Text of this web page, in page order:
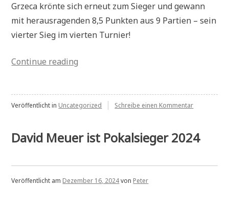
Grzeca krönte sich erneut zum Sieger und gewann
mit herausragenden 8,5 Punkten aus 9 Partien – sein
vierter Sieg im vierten Turnier!
Continue reading
Veröffentlicht in Uncategorized Schreibe einen Kommentarzu
David Meuer ist Pokalsieger 2024
Veröffentlicht am Dezember 16, 2024von Peter